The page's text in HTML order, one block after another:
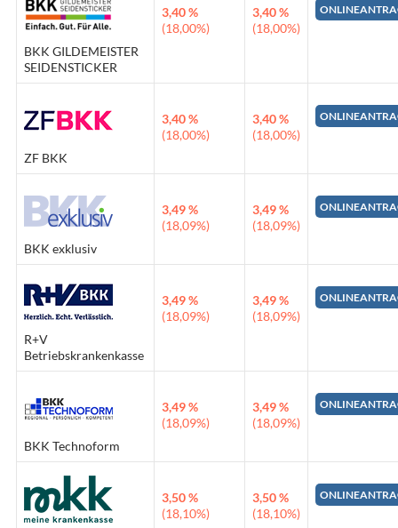
BKK GILDEMEISTER
SEIDENSTICKER
3,40 %
(18,00%)
3,40 %
(18,00%)
ZF BKK
3,40 %
(18,00%)
3,40 %
(18,00%)
BKK exklusiv
3,49 %
(18,09%)
3,49 %
(18,09%)
R+V
Betriebskrankenkasse
3,49 %
(18,09%)
3,49 %
(18,09%)
BKK Technoform
3,49 %
(18,09%)
3,49 %
(18,09%)
3,50 %
(18,10%)
3,50 %
(18,10%)